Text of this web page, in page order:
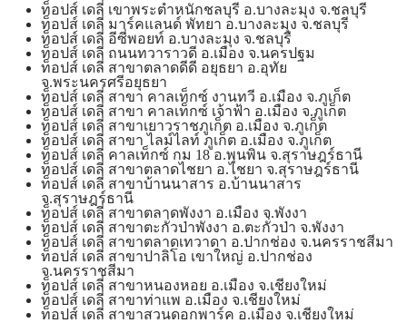
ท็อปส์ เดลี่ เขาพระตำหนักชลบุรี อ.บางละมุง จ.ชลบุรี
ท็อปส์ เดลี่ มาร์คแลนด์ พัทยา อ.บางละมุง จ.ชลบุรี
ท็อปส์ เดลี่ อีซี่พอยท์ อ.บางละมุง จ.ชลบุรี
ท็อปส์ เดลี่ ถนนทวาราวดี อ.เมือง จ.นครปฐม
ท็อปส์ เดลี่ สาขาตลาดดีดี อยุธยา อ.อุทัย
จ.พระนครศรีอยุธยา
ท็อปส์ เดลี่ สาขา คาลเท็กซ์ งานทวี อ.เมือง จ.ภูเก็ต
ท็อปส์ เดลี่ สาขา คาลเท็กซ์ เจ้าฟ้า อ.เมือง จ.ภูเก็ต
ท็อปส์ เดลี่ สาขาเยาวราชภูเก็ต อ.เมือง จ.ภูเก็ต
ท็อปส์ เดลี่ สาขา ไลม์ไลท์ ภูเก็ต อ.เมือง จ.ภูเก็ต
ท็อปส์ เดลี่ คาลเท็กซ์ กม 18 อ.พุนพิน จ.สุราษฎร์ธานี
ท็อปส์ เดลี่ สาขาตลาดไชยา อ.ไชยา จ.สุราษฎร์ธานี
ท็อปส์ เดลี่ สาขาบ้านนาสาร อ.บ้านนาสาร
จ.สุราษฎร์ธานี
ท็อปส์ เดลี่ สาขาตลาดพังงา อ.เมือง จ.พังงา
ท็อปส์ เดลี่ สาขาตะกั่วป่าพังงา อ.ตะกั่วป่า จ.พังงา
ท็อปส์ เดลี่ สาขาตลาดเทวาดา อ.ปากช่อง จ.นครราชสีมา
ท็อปส์ เดลี่ สาขาปาลิโอ เขาใหญ่ อ.ปากช่อง
จ.นครราชสีมา
ท็อปส์ เดลี่ สาขาหนองหอย อ.เมือง จ.เชียงใหม่
ท็อปส์ เดลี่ สาขาท่าแพ อ.เมือง จ.เชียงใหม่
ท็อปส์ เดลี่ สาขาสวนดอกพาร์ค อ.เมือง จ.เชียงใหม่